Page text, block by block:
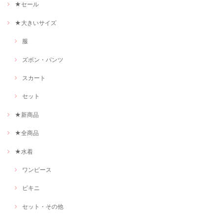
★セール
★大きいサイズ
服
ズボン・パンツ
スカート
セット
★新商品
★全商品
★水着
ワンピース
ビキニ
セット・その他